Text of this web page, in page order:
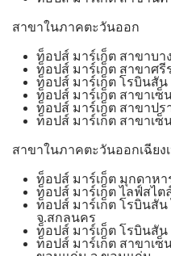
สาขาในภาคตะวันออก
ท็อปส์ มาร์เก็ต สาขาบา
ท็อปส์ มาร์เก็ต สาขาศ
ท็อปส์ มาร์เก็ต โรบินสัน
ท็อปส์ มาร์เก็ต สาขาเซ็
ท็อปส์ มาร์เก็ต สาขาปร
ท็อปส์ มาร์เก็ต สาขาเซ็
สาขาในภาคตะวันออกเฉียง
ท็อปส์ มาร์เก็ต มุกดาหา
ท็อปส์ มาร์เก็ต ไลฟ์สไต
ท็อปส์ มาร์เก็ต โรบินสัน
จ.สกลนคร
ท็อปส์ มาร์เก็ต โรบินสั
ท็อปส์ มาร์เก็ต สาขาเซ็